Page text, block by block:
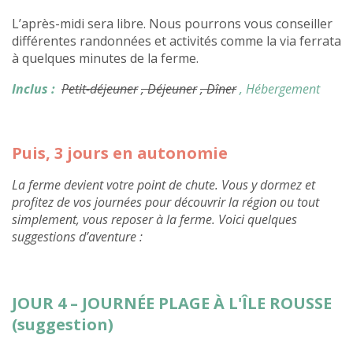
L’après-midi sera libre. Nous pourrons vous conseiller
différentes randonnées et activités comme la via ferrata
à quelques minutes de la ferme.
Inclus : Petit-déjeuner, Déjeuner, Dîner, Hébergement
Puis, 3 jours en autonomie
La ferme devient votre point de chute. Vous y dormez et
profitez de vos journées pour découvrir la région ou tout
simplement, vous reposer à la ferme. Voici quelques
suggestions d’aventure :
JOUR 4 – JOURNÉE PLAGE À L'ÎLE ROUSSE
(suggestion)